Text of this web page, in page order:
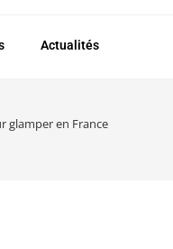
Actualités
glamper en France